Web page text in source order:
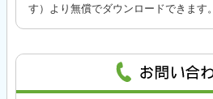
す）より無償でダウンロードできます。